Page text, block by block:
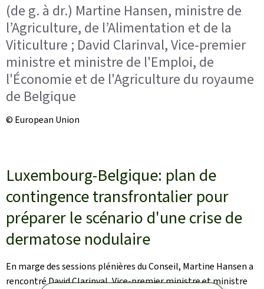
(de g. à dr.) Martine Hansen, ministre de
l’Agriculture, de l’Alimentation et de la
Viticulture ; David Clarinval, Vice-premier
ministre et ministre de l'Emploi, de
l'Économie et de l'Agriculture du royaume
de Belgique
© European Union
Luxembourg-Belgique: plan de
contingence transfrontalier pour
préparer le scénario d'une crise de
dermatose nodulaire
En marge des sessions plénières du Conseil, Martine Hansen a
rencontré David Clarinval, Vice-premier ministre et ministre